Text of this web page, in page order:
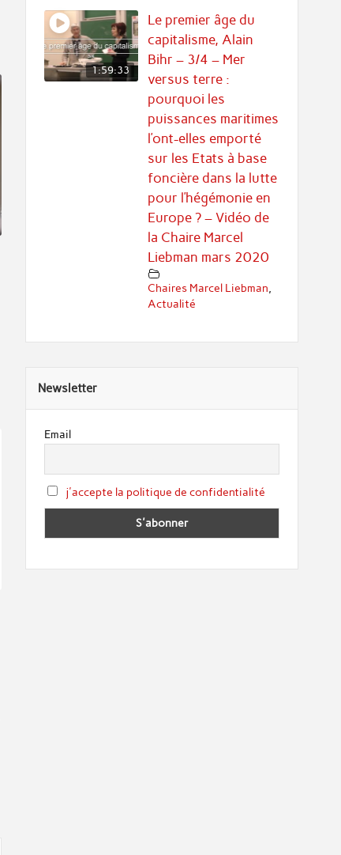
1:59:33
Le premier âge du
capitalisme, Alain
Bihr – 3/4 – Mer
versus terre :
pourquoi les
puissances maritimes
l’ont-elles emporté
sur les Etats à base
foncière dans la lutte
pour l’hégémonie en
Europe ? – Vidéo de
la Chaire Marcel
Liebman mars 2020
Chaires Marcel Liebman,
Actualité
Newsletter
Email
j'accepte la politique de confidentialité